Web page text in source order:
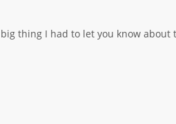
thing I had to let you know about